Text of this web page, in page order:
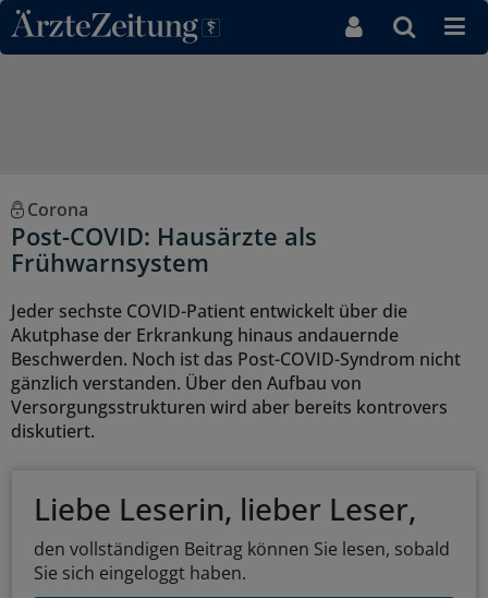
Direkt zum Inhaltsbereich
Corona
Post-COVID: Hausärzte als
Frühwarnsystem
Jeder sechste COVID-Patient entwickelt über die
Akutphase der Erkrankung hinaus andauernde
Beschwerden. Noch ist das Post-COVID-Syndrom nicht
gänzlich verstanden. Über den Aufbau von
Versorgungsstrukturen wird aber bereits kontrovers
diskutiert.
Liebe Leserin, lieber Leser,
den vollständigen Beitrag können Sie lesen, sobald
Sie sich eingeloggt haben.